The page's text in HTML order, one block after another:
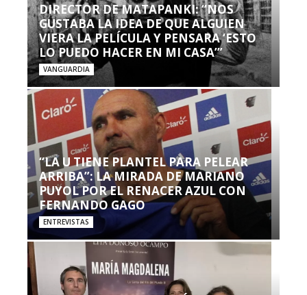
DIRECTOR DE MATAPANKI: “NOS
GUSTABA LA IDEA DE QUE ALGUIEN
VIERA LA PELÍCULA Y PENSARA ‘ESTO
LO PUEDO HACER EN MI CASA’”
VANGUARDIA
“LA U TIENE PLANTEL PARA PELEAR
ARRIBA”: LA MIRADA DE MARIANO
PUYOL POR EL RENACER AZUL CON
FERNANDO GAGO
ENTREVISTAS